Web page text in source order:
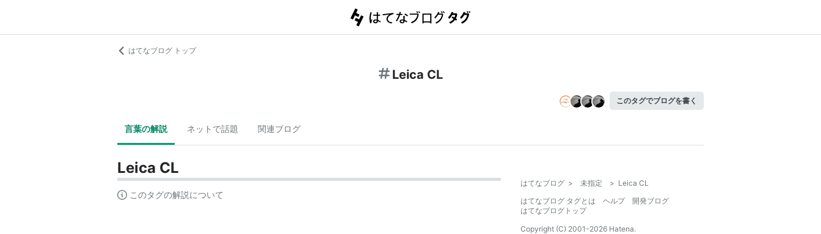
はてなブログ トップ
Leica CL
このタグでブログを書く
言葉の解説 ネットで話題 関連ブログ
Leica CL
このタグの解説について
はてなブログ > 未指定 > Leica CL
はてなブログ タグとは
ヘルプ
開発ブログ
はてなブログトップ
Copyright (C) 2001-2026 Hatena.